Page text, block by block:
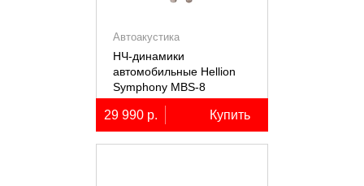
Автоакустика
НЧ-динамики
автомобильные Hellion
Symphony MBS-8
29 990 р. Купить